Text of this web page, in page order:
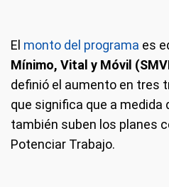
El monto del programa es
Mínimo, Vital y Móvil
definió el aumento en tres
que significa que a medida
también suben los planes
Potenciar Trabajo.